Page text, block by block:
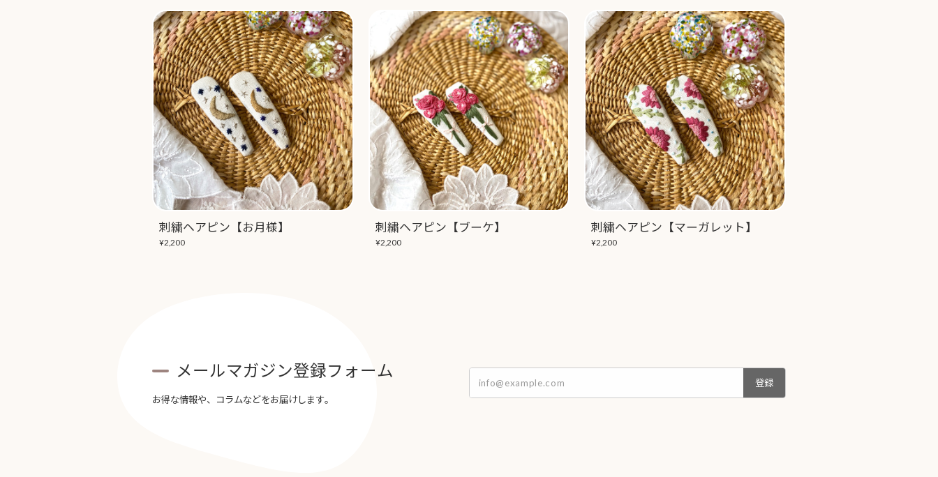
刺繍ヘアピン【お月様】
¥2,200
刺繍ヘアピン【ブーケ】
¥2,200
刺繍ヘアピン【マーガレット】
¥2,200
メールマガジン登録フォーム
お得な情報や、コラムなどをお届けします。
登録